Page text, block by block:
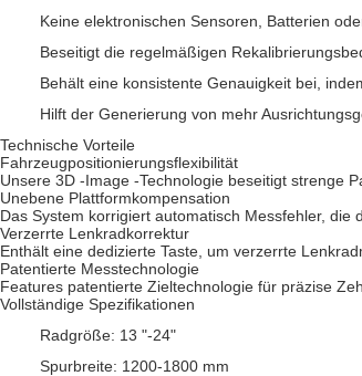
Keine elektronischen Sensoren, Batterien
Beseitigt die regelmäßigen
Behält eine konsistente Genauigkeit bei,
Hilft der Generierung von mehr
Technische Vorteile
Fahrzeugpositionierungsflexibilität
Unsere 3D -Image -Technologie beseitigt strenge
Unebene Plattformkompensation
Das System korrigiert automatisch Messfehler,
Verzerrte Lenkradkorrektur
Enthält eine dedizierte Taste, um verzerrte
Patentierte Messtechnologie
Features patentierte Zieltechnologie für präzise
Vollständige Spezifikationen
Radgröße: 13 "-24"
Spurbreite: 1200-1800 mm